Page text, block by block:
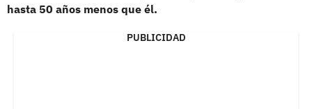
hasta 50 años menos que él.
PUBLICIDAD